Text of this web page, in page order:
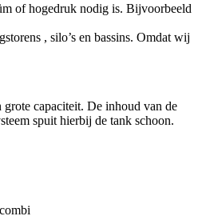
of hogedruk nodig is. Bijvoorbeeld
, silo’s en bassins. Omdat wij
capaciteit. De inhoud van de
spuit hierbij de tank schoon.